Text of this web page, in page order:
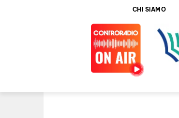
CHI SIAMO